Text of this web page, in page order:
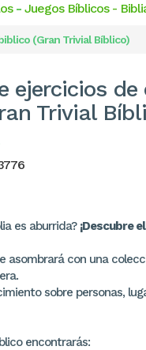
- Juegos Bíblicos-
(Gran Trivial Bíblico)
ejercicios
Trivial
es aburrida? ¡Descubre
asombrará con una
sobre personas,
encontrarás: